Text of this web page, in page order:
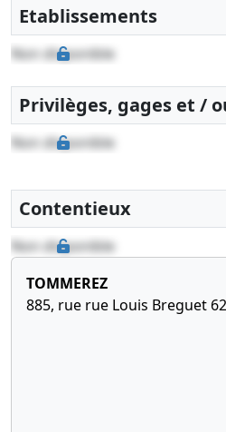
Etablissements
Non disponible
Privilèges, gages et /
Non disponible
Contentieux
Non disponible
TOMMEREZ
885, rue rue Louis Breguet